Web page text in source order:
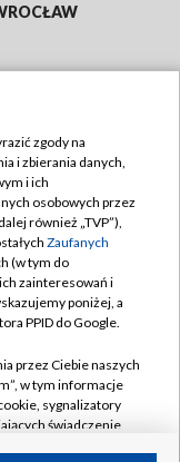
zgody na
i zbierania danych,
i ich
osobowych przez
również „TVP”),
Zaufanych
(w tym do
zainteresowań i
poniżej, a
PPID do Google.
przez Ciebie naszych
w tym informacje
sygnalizatory
świadczenie